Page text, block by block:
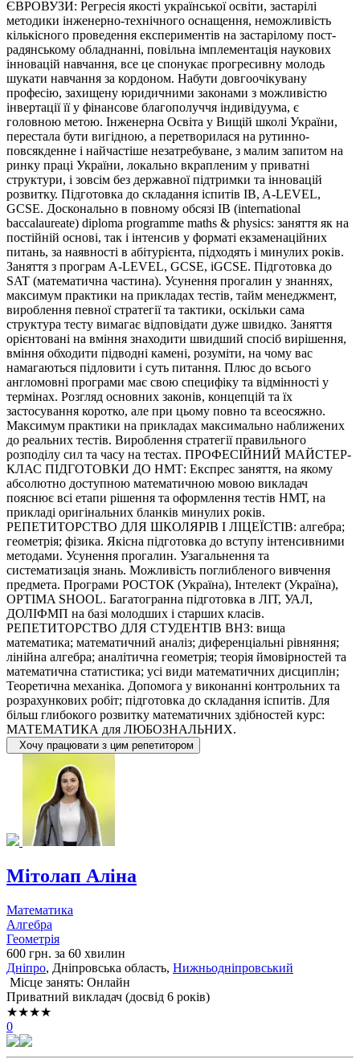
ЄВРОВУЗИ: Регресія якості української освіти, застарілі
методики інженерно-технічного оснащення, неможливість
кількісного проведення експериментів на застарілому пост-
радянському обладнанні, повільна імплементація наукових
інновацій навчання, все це спонукає прогресивну молодь
шукати навчання за кордоном. Набути довгоочікувану
професію, захищену юридичними законами з можливістю
інвертації її у фінансове благополуччя індивідуума, є
головною метою. Інженерна Освіта у Вищій школі України,
перестала бути вигідною, а перетворилася на рутинно-
повсякденне і найчастіше незатребуване, з малим запитом на
ринку праці України, локально вкрапленим у приватні
структури, і зовсім без державної підтримки та інновацій
розвитку. Підготовка до складання іспитів IB, A-LEVEL,
GCSE. Досконально в повному обсязі IB (international
baccalaureate) diploma programme maths & physics: заняття як на
постійній основі, так і інтенсив у форматі екзаменаційних
питань, за наявності в абітурієнта, підходять і минулих років.
Заняття з програм A-LEVEL, GCSE, iGCSE. Підготовка до
SAT (математична частина). Усунення прогалин у знаннях,
максимум практики на прикладах тестів, тайм менеджмент,
вироблення певної стратегії та тактики, оскільки сама
структура тесту вимагає відповідати дуже швидко. Заняття
орієнтовані на вміння знаходити швидший спосіб вирішення,
вміння обходити підводні камені, розуміти, на чому вас
намагаються підловити і суть питання. Плюс до всього
англомовні програми має свою специфіку та відмінності у
термінах. Розгляд основних законів, концепцій та їх
застосування коротко, але при цьому повно та всеосяжно.
Максимум практики на прикладах максимально наближених
до реальних тестів. Вироблення стратегії правильного
розподілу сил та часу на тестах. ПРОФЕСІЙНИЙ МАЙСТЕР-
КЛАС ПІДГОТОВКИ ДО НМТ: Експрес заняття, на якому
абсолютно доступною математичною мовою викладач
пояснює всі етапи рішення та оформлення тестів НМТ, на
прикладі оригінальних бланків минулих років.
РЕПЕТИТОРСТВО ДЛЯ ШКОЛЯРІВ І ЛІЦЕЇСТІВ: алгебра;
геометрія; фізика. Якісна підготовка до вступу інтенсивними
методами. Усунення прогалин. Узагальнення та
систематизація знань. Можливість поглибленого вивчення
предмета. Програми РОСТОК (Україна), Інтелект (Україна),
OPTIMA SHOOL. Багатогранна підготовка в ЛІТ, УАЛ,
ДОЛІФМП на базі молодших і старших класів.
РЕПЕТИТОРСТВО ДЛЯ СТУДЕНТІВ ВНЗ: вища
математика; математичний аналіз; диференціальні рівняння;
лінійна алгебра; аналітична геометрія; теорія ймовірностей та
математична статистика; усі види математичних дисциплін;
Теоретична механіка. Допомога у виконанні контрольних та
розрахункових робіт; підготовка до складання іспитів. Для
більш глибокого розвитку математичних здібностей курс:
МАТЕМАТИКА для ЛЮБОЗНАЛЬНИХ.
Хочу працювати з цим репетитором
Мітолап Аліна
Математика
Алгебра
Геометрія
600 грн. за 60 хвилин
Дніпро, Дніпровська область, Нижньодніпровський
Місце занять: Онлайн
Приватний викладач (досвід 6 років)
★★★★
0